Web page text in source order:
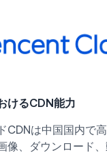
けるCDN能力
CDNは中国国内で
像、ダウンロード